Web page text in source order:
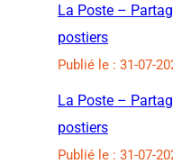
La Poste –
postiers
Publié le : 31-07-
La Poste –
postiers
Publié le : 31-07-